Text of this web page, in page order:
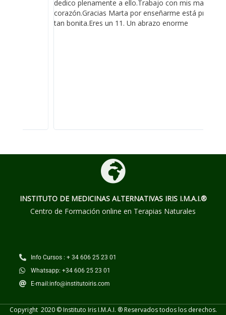
dedico plenamente a ello.Trabajo con mis manos y mi
corazón.Gracias Marta por enseñarme está profesión
tan bonita.Eres un 11. Un abrazo enorme
INSTITUTO DE MEDICINAS ALTERNATIVAS IRIS I.M.A.I.®
Centro de Formación online en Terapias Naturales
Info Cursos : + 34 606 25 23 01
Whatsapp: +34 606 25 23 01
E-mail:info@institutoiris.com
Copyright 2020 © Instituto Iris I.M.A.I. ® Reservados todos los derechos.